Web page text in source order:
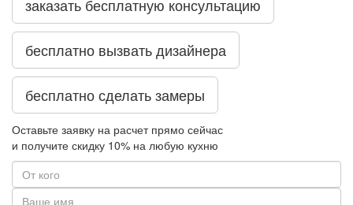
заказать бесплатную консультацию
бесплатно вызвать дизайнера
бесплатно сделать замеры
Оставьте заявку на расчет прямо сейчас
и получите скидку 10% на любую кухню